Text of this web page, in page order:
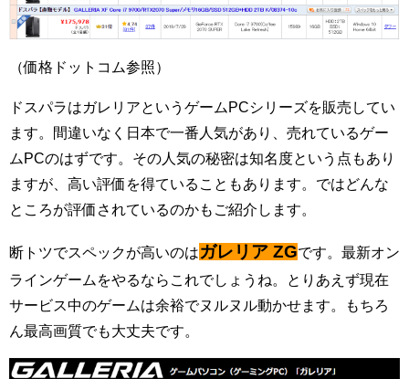
（価格ドットコム参照）
ドスパラはガレリアというゲームPCシリーズを販売してい
ます。 間違いなく日本で一番人気があり、売れているゲー
ムPCのはずです。その人気の秘密は知名度という点もあり
ますが、高い評価を得ていることもあります。ではどんな
ところが評価されているのかもご紹介します。
断トツでスペックが高いのはガレリア ZGです。最新オン
ラインゲームをやるならこれでしょうね。とりあえず現在
サービス中のゲームは余裕でヌルヌル動かせます。もちろ
ん最高画質でも大丈夫です。